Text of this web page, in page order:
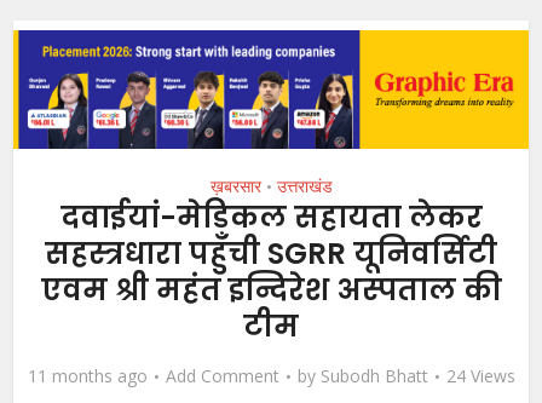
ख़बरसार • उत्तराखंड
दवाईयां-मेडिकल सहायता लेकर
सहस्त्रधारा पहुँची SGRR यूनिवर्सिटी
एवम श्री महंत इन्दिरेश अस्पताल की
टीम
11 months ago Add Comment by Subodh Bhatt 24 Views